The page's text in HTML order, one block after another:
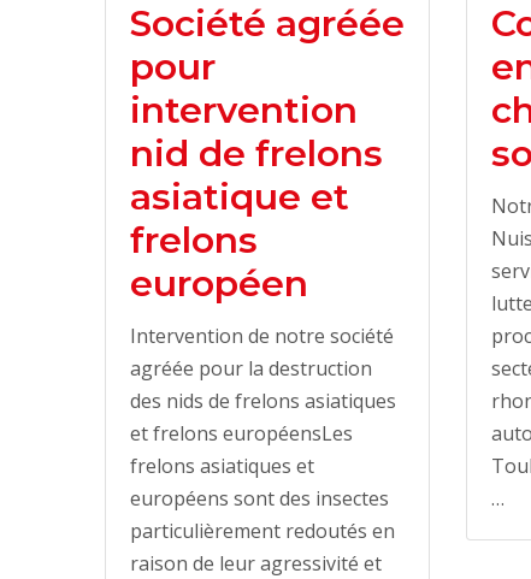
Société agréée
pour
intervention
nid de frelons
asiatique et
frelons
européen
Intervention de notre société
agréée pour la destruction
des nids de frelons asiatiques
et frelons européensLes
frelons asiatiques et
européens sont des insectes
particulièrement redoutés en
raison de leur agressivité et
…